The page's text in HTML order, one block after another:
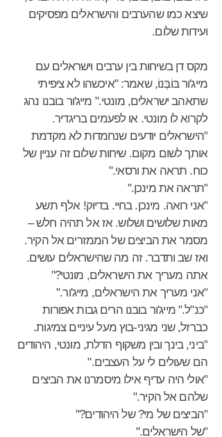
שיצא כמו שהערבים והישראלים מפסיקים
ועידות שלום.
מקס דן בשיחות בין ערבים וישראלים עם
מייג'ור בּוֹבְּנוֹ, שאמר: "איכשהו לא ציפיתי
שתאהב ישראלים, מונטי." מייג'ור בובנו נהג
לקרוא לו מונטי. או לפעמים בריגדיר.
"הישראלים יודעים שנחמדוּת לא מקדמת
אותך לשום מקום. שיחות שלום זה עניין של
כוח. תראה את ורסאי."
"תראה את מינכן."
"אני רואה. מינכן. בחיי. בדיוק! אלף תשע
מאות שלושים ושלוש. אז אל תהיה חלש –
מסמר את הביצים של הממזרים אל הקיר.
ואז שב ותדבר. זה מה שהישראלים עושים.
אתה מעריך את הישראלים, מונטי?"
"אני מעריך את הישראלים, מייג'ור."
"כנ"ל." מייג'ור בובנו הרים גבות אפורות
כברזל, שני מגיני-בוץ מעל עיניים צמיגות.
"ביני, בינך ובין משקוף הדלת, מונטי, היהודים
הם שעולים לי על העצבים."
"אולי היה עדיף אילו מיסמרנו את הביצים
שלהם אל הקיר."
"הביצים של מי? של היהודים?"
"של הישראלים."